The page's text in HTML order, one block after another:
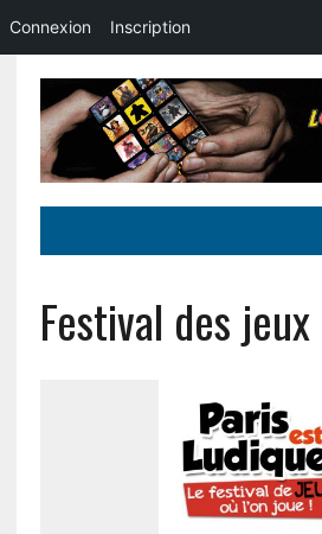
Festival des jeux
Connexion Inscription